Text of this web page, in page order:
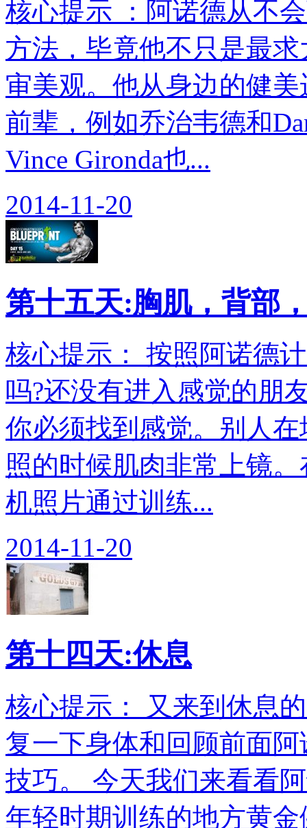
核心提示 ：阿诺德从不
方法，毕竟他不只是最
审美观。他从身边的健
前辈，例如乔治韦德和
Vince Gironda也...
2014-11-20
第十五天:胸肌，背部
核心提示： 按照阿诺德
吗?还没有进入感觉的朋
你必须找到感觉。别人
照的时候肌肉非常上镜
机照片通过训练...
2014-11-20
第十四天:休息
核心提示： 又来到休息
复一下身体和回顾前面
技巧。 今天我们来看看
年轻时期训练的地方黄